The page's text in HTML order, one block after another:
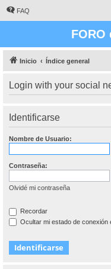
FAQ
FORO
Inicio Índice general
Login with your social
Identificarse
Nombre de Usuario:
Contraseña:
Olvidé mi contraseña
Recordar
Ocultar mi estado de conexión